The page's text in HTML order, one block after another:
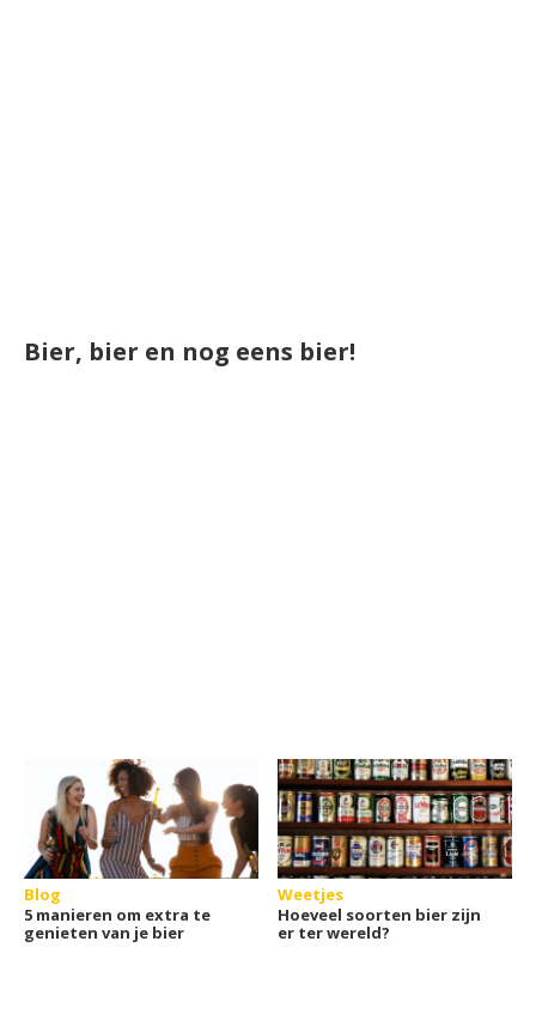
Bier, bier en nog eens bier!
Blog
5 manieren om extra te
genieten van je bier
Weetjes
Hoeveel soorten bier zijn
er ter wereld?